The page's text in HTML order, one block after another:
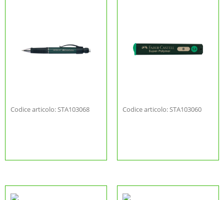
Codice articolo: STA103068 Codice articolo: STA103060